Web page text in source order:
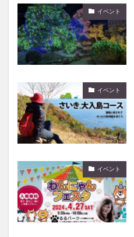
イベント
イベント
イベント